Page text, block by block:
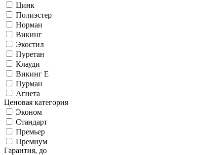
Цинк
Полиэстер
Норман
Викинг
Экостил
Пуретан
Клауди
Викинг Е
Пурман
Агнета
Ценовая категория
Эконом
Стандарт
Премьер
Премиум
Гарантия, до